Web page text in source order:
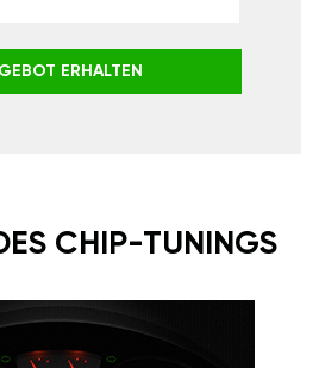
ERHALTEN
CHIP-TUNINGS